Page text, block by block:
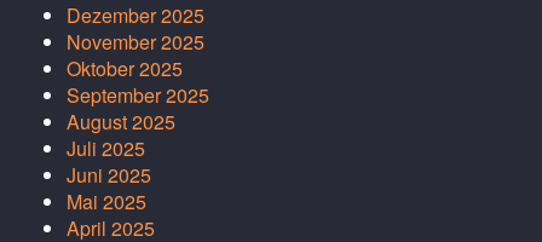
Dezember 2025
November 2025
Oktober 2025
September 2025
August 2025
Juli 2025
Juni 2025
Mai 2025
April 2025